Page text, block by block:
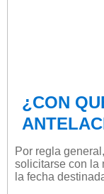
¿CON
Por regla
solicitarse con la
la fecha